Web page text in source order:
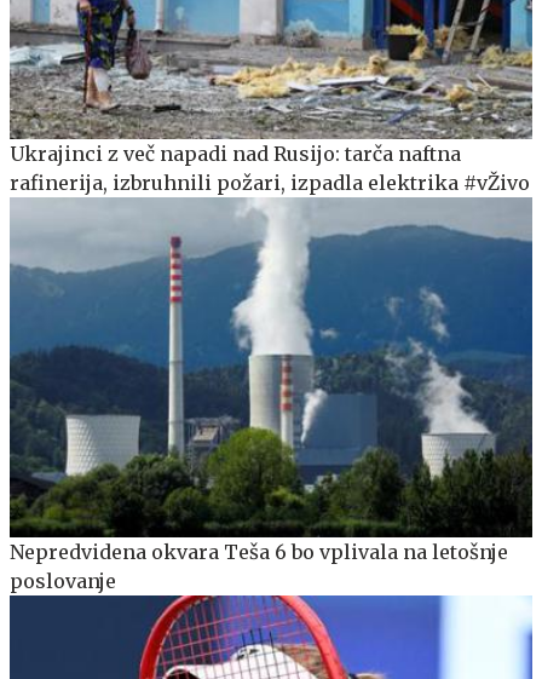
Ukrajinci z več napadi nad Rusijo: tarča naftna
rafinerija, izbruhnili požari, izpadla elektrika #vŽivo
Nepredvidena okvara Teša 6 bo vplivala na letošnje
poslovanje